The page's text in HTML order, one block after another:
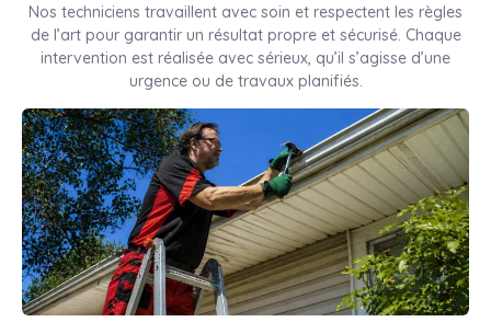
Nos techniciens travaillent avec soin et respectent les règles
de l’art pour garantir un résultat propre et sécurisé. Chaque
intervention est réalisée avec sérieux, qu’il s’agisse d’une
urgence ou de travaux planifiés.